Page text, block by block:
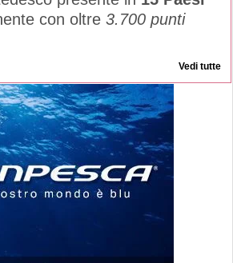
con oltre 3.700 punti
Vedi tutte